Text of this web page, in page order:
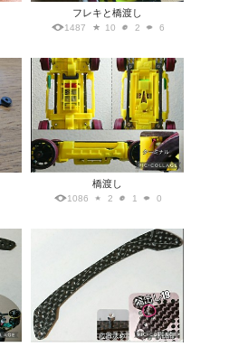
フレキと橋渡し
1487 10 2 6
橋渡し
1086 2 1 0